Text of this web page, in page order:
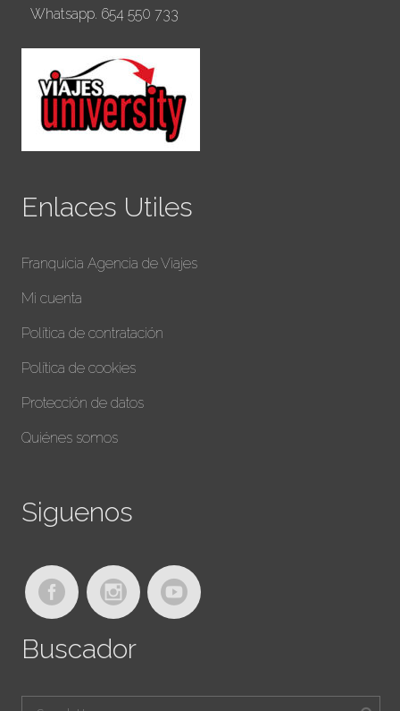
Whatsapp. 654 550 733
Enlaces Utiles
Franquicia Agencia de Viajes
Mi cuenta
Política de contratación
Política de cookies
Protección de datos
Quiénes somos
Siguenos
Buscador